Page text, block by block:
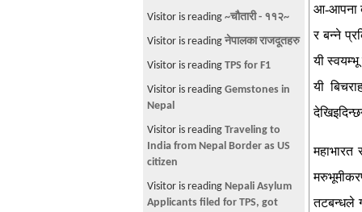
लखेटिए सीकेलाल, रिकिलाले मागिन् माफी
URGENT HELP-DV Lottery 8bit
Nepalese party girls!
Do you need Dashain & Tihar-
Kharch, come in Home Ministry?
Egypt's revolution VS so called
Visitor is reading ~चौतारी - ११२~
Visitor is reading नेपालका राजदूतहरु
Visitor is reading TPS for F1
Visitor is reading Gemstones in
Nepal
Visitor is reading Traveling to
India from Nepal Border as US
citizen
Visitor is reading Nepali Asylum
Applicants filed for TPS, got
आ-आपना
र बन्ने
यी
यी
महाभारत
तटबन्धले